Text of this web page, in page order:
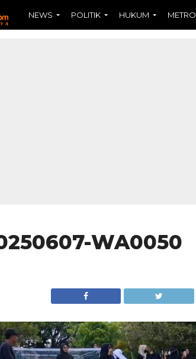
NEWS POLITIK HUKUM METRO
WA0050